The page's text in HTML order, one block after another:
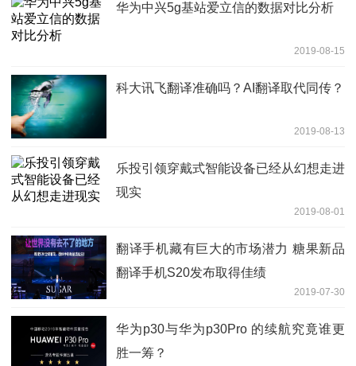
华为中兴5g基站爱立信的数据对比分析
2019-08-15
科大讯飞翻译准确吗？AI翻译取代同传？
2019-08-13
乐投引领穿戴式智能设备已经从幻想走进
现实
2019-08-01
翻译手机藏有巨大的市场潜力 糖果新品
翻译手机S20发布取得佳绩
2019-07-30
华为p30与华为p30Pro 的续航究竟谁更
胜一筹？